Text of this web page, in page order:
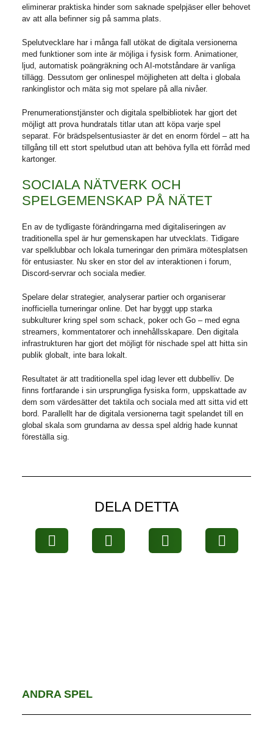
eliminerar praktiska hinder som saknade spelpjäser eller behovet
av att alla befinner sig på samma plats.
Spelutvecklare har i många fall utökat de digitala versionerna
med funktioner som inte är möjliga i fysisk form. Animationer,
ljud, automatisk poängräkning och AI-motståndare är vanliga
tillägg. Dessutom ger onlinespel möjligheten att delta i globala
rankinglistor och mäta sig mot spelare på alla nivåer.
Prenumerationstjänster och digitala spelbibliotek har gjort det
möjligt att prova hundratals titlar utan att köpa varje spel
separat. För brädspelsentusiaster är det en enorm fördel – att ha
tillgång till ett stort spelutbud utan att behöva fylla ett förråd med
kartonger.
SOCIALA NÄTVERK OCH
SPELGEMENSKAP PÅ NÄTET
En av de tydligaste förändringarna med digitaliseringen av
traditionella spel är hur gemenskapen har utvecklats. Tidigare
var spelklubbar och lokala turneringar den primära mötesplatsen
för entusiaster. Nu sker en stor del av interaktionen i forum,
Discord-servrar och sociala medier.
Spelare delar strategier, analyserar partier och organiserar
inofficiella turneringar online. Det har byggt upp starka
subkulturer kring spel som schack, poker och Go – med egna
streamers, kommentatorer och innehållsskapare. Den digitala
infrastrukturen har gjort det möjligt för nischade spel att hitta sin
publik globalt, inte bara lokalt.
Resultatet är att traditionella spel idag lever ett dubbelliv. De
finns fortfarande i sin ursprungliga fysiska form, uppskattade av
dem som värdesätter det taktila och sociala med att sitta vid ett
bord. Parallellt har de digitala versionerna tagit spelandet till en
global skala som grundarna av dessa spel aldrig hade kunnat
föreställa sig.
DELA DETTA
ANDRA SPEL